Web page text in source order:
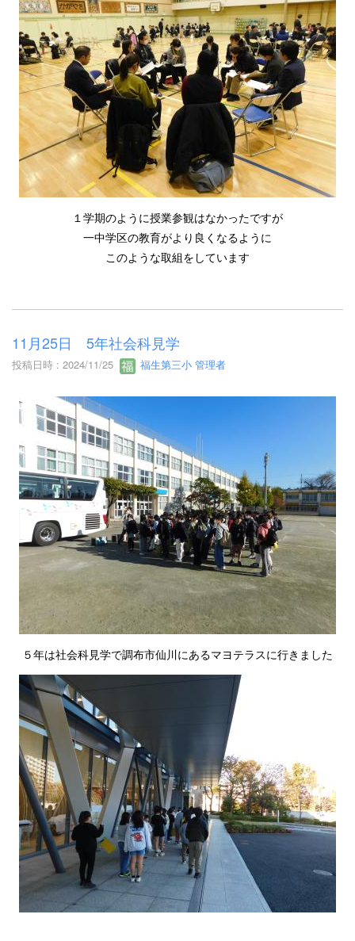
１学期のように授業参観はなかったですが
一中学区の教育がより良くなるように
このような取組をしています
11月25日 5年社会科見学
投稿日時 : 2024/11/25 福生第三小 管理者
５年は社会科見学で調布市仙川にあるマヨテラスに行きました